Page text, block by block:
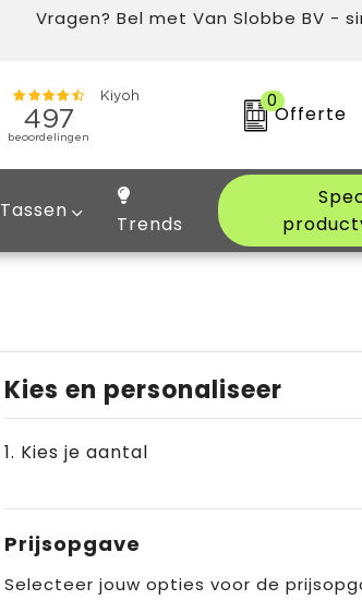
Vragen? Bel met Van Slobbe BV -
0
Offerte
Tassen
Trends
Kies en personaliseer
1. Kies je aantal
Prijsopgave
Selecteer jouw opties voor de